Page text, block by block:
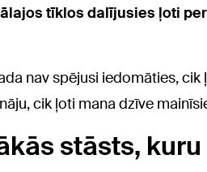
tīklos dalījusies ļoti
nav spējusi iedomāties, cik
cik ļoti mana dzīve
stāsts,